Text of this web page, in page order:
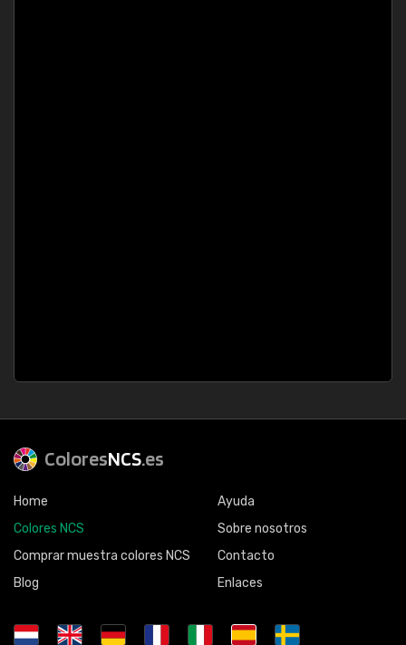
ColoresNCS.es
Home
Colores NCS
Comprar muestra colores NCS
Blog
Ayuda
Sobre nosotros
Contacto
Enlaces